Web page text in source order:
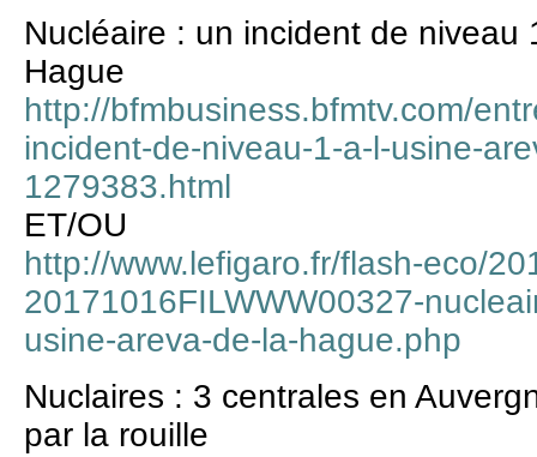
Nucléaire : un incident de niveau
Hague
http://bfmbusiness.bfmtv.com/
incident-de-niveau-1-a-l-usine-
1279383.html
ET/OU
http://www.lefigaro.fr/flash-eco/
20171016FILWWW00327-
usine-areva-de-la-hague.php
Nuclaires : 3 centrales en
par la rouille